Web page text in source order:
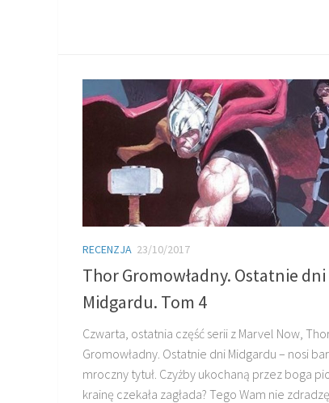
RECENZJA 23/10/2017
Thor Gromowładny. Ostatnie dni
Midgardu. Tom 4
Czwarta, ostatnia część serii z Marvel Now,
Gromowładny. Ostatnie dni Midgardu – nosi
mroczny tytuł. Czyżby ukochaną przez boga
krainę czekała zagłada? Tego Wam nie